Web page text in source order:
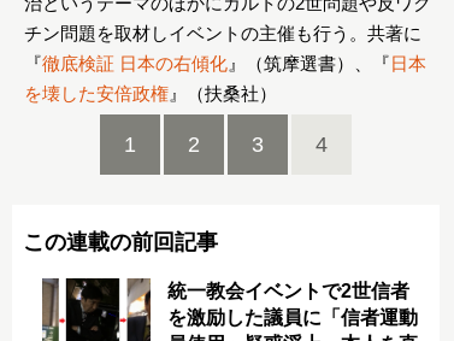
チン問題を取材しイベントの主催も行う。共著に
『徹底検証 日本の右傾化 』（筑摩選書）、『日本
を壊した安倍政権 』（扶桑社）
1 2 3 4
この連載の前回記事
統一教会イベントで2世信者
を激励した議員に「信者運動